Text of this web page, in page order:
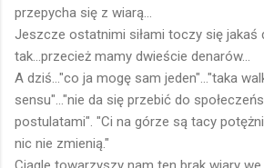
przepycha się z wiarą...
Jeszcze ostatnimi siłami toczy się jakaś
tak...przecież mamy dwieście denarów...
A dziś..."co ja mogę sam jeden"..."taka
sensu"..."nie da się przebić do
postulatami". "Ci na górze są tacy
nic nie zmienią."